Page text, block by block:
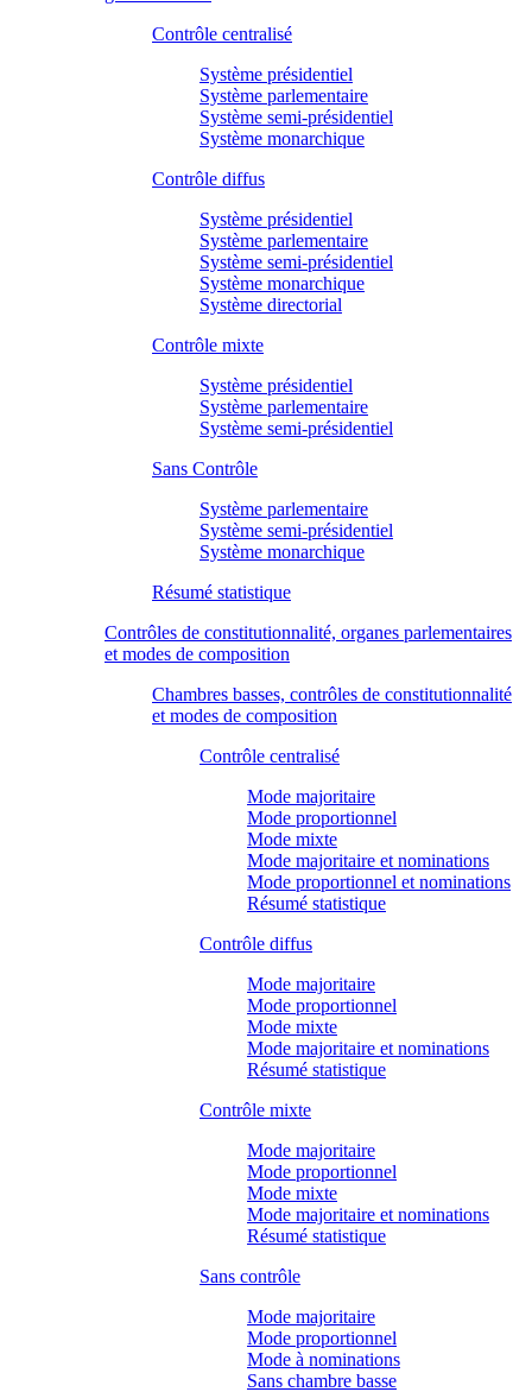
Contrôle centralisé
Système présidentiel
Système parlementaire
Système semi-présidentiel
Système monarchique
Contrôle diffus
Système présidentiel
Système parlementaire
Système semi-présidentiel
Système monarchique
Système directorial
Contrôle mixte
Système présidentiel
Système parlementaire
Système semi-présidentiel
Sans Contrôle
Système parlementaire
Système semi-présidentiel
Système monarchique
Résumé statistique
Contrôles de constitutionnalité, organes parlementaires
et modes de composition
Chambres basses, contrôles de constitutionnalité
et modes de composition
Contrôle centralisé
Mode majoritaire
Mode proportionnel
Mode mixte
Mode majoritaire et nominations
Mode proportionnel et nominations
Résumé statistique
Contrôle diffus
Mode majoritaire
Mode proportionnel
Mode mixte
Mode majoritaire et nominations
Résumé statistique
Contrôle mixte
Mode majoritaire
Mode proportionnel
Mode mixte
Mode majoritaire et nominations
Résumé statistique
Sans contrôle
Mode majoritaire
Mode proportionnel
Mode à nominations
Sans chambre basse